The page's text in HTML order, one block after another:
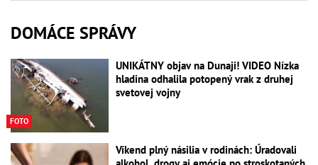
DOMÁCE SPRÁVY
FOTO
UNIKÁTNY objav na Dunaji! VIDEO Nízka
hladina odhalila potopený vrak z druhej
svetovej vojny
Víkend plný násilia v rodinách: Úradovali